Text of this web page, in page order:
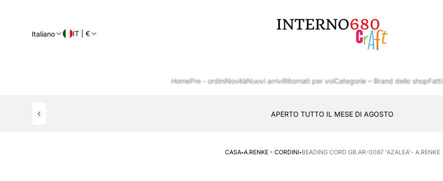
Italiano IT | €
del
negozio
HomePre - ordiniNovitàNuovi arriviRitornati per voiCategorie Brand dello shop
APERTO TUTTO IL MESE DI AGOSTO
CASA·A.RENKE - CORDINI·BEADING CORD GB.AR-0087 'AZALEA'- A.RENKE